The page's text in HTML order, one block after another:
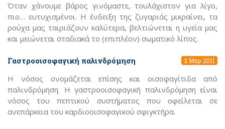
Όταν χάνουμε βάρος γινόμαστε, τουλάχιστον για λίγο,
πιο… ευτυχισμένοι. Η ένδειξη της ζυγαριάς μικραίνει, τα
ρούχα μας ταιριάζουν καλύτερα, βελτιώνεται η υγεία μας
και μειώνεται σταδιακά το (επιπλέον) σωματικό λίπος.
Γαστροοισοφαγική παλινδρόμηση 2 Μαρ 2011
Η νόσος ονομάζεται επίσης και οισοφαγίτιδα από
παλινδρόμηση. Η γαστροοισοφαγική παλινδρόμηση είναι
νόσος του πεπτικού συστήματος που οφείλεται σε
ανεπάρκεια του καρδιοοισοφαγικού σφιγκτήρα.